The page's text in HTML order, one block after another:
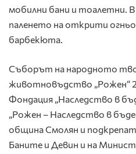
мобилни бани и тоалетни. В
паленето на открити
барбекюта.
Съборът на народното
животновъдство „Рожен“
Фондация „Наследство в
„Рожен – Наследство в
община Смолян и
Баните и Девин и на